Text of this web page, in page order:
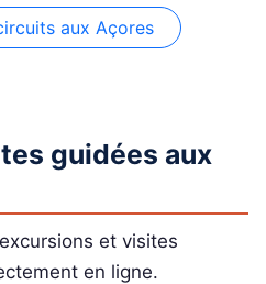
aux Açores
guidées aux
et visites
en ligne.